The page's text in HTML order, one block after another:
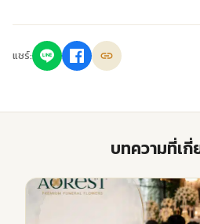
แชร์:
บทความที่เกี่